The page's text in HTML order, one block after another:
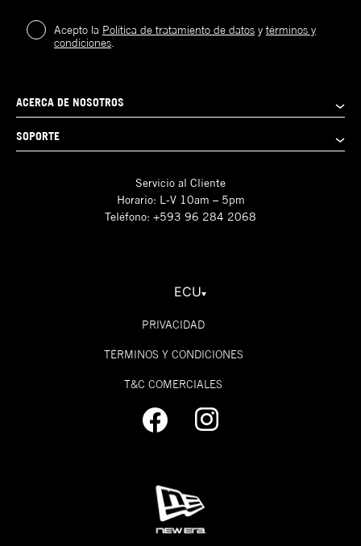
Acepto la Política de tratamiento de datos ytérminos y
condiciones
ACERCA DE NOSOTROS
SOPORTE
Servicio al Cliente
Horario: L-V 10am – 5pm
Teléfono: +593 96 284 2068
ECU
PRIVACIDAD
TÉRMINOS Y CONDICIONES
T&C COMERCIALES